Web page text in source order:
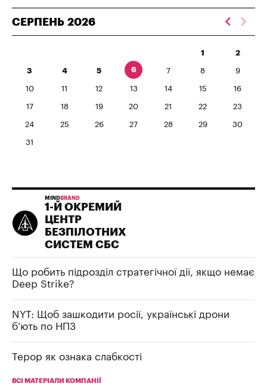
СЕРПЕНЬ 2026
1 2
3 4 5 6 7 8 9
10 11 12 13 14 15 16
17 18 19 20 21 22 23
24 25 26 27 28 29 30
31
MIND BRAND
1-Й ОКРЕМИЙ
ЦЕНТР
БЕЗПІЛОТНИХ
СИСТЕМ СБС
Що робить підрозділ стратегічної дії, якщо немає
Deep Strike?
NYT: Щоб зашкодити росії, українські дрони
б’ють по НПЗ
Терор як ознака слабкості
ВСІ МАТЕРІАЛИ КОМПАНІЇ